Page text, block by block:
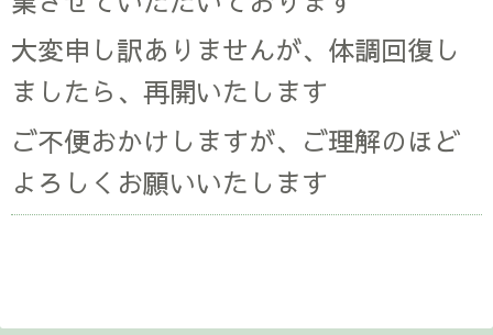
大変申し訳ありませんが、体調回復し
ましたら、再開いたします
ご不便おかけしますが、ご理解のほど
よろしくお願いいたします